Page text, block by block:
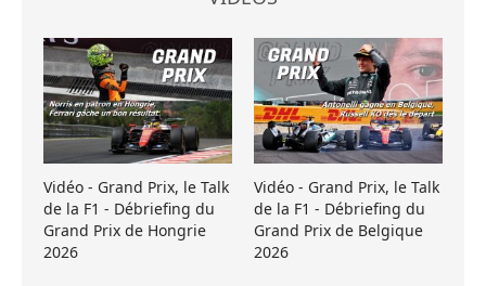
Vidéo - Grand Prix, le Talk
de la F1 - Débriefing du
Grand Prix de Hongrie
2026
Vidéo - Grand Prix, le Talk
de la F1 - Débriefing du
Grand Prix de Belgique
2026